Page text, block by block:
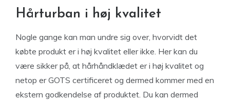
Hårturban i høj kvalitet
Nogle gange kan man undre sig over, hvorvidt det
købte produkt er i høj kvalitet eller ikke. Her kan du
være sikker på, at hårhåndklædet er i høj kvalitet og
netop er GOTS certificeret og dermed kommer med en
ekstern godkendelse af produktet. Du kan dermed